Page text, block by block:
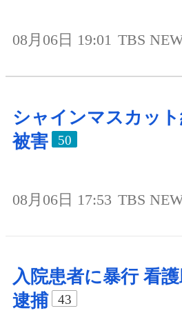
08月06日 19:01 TBS
シャインマスカット
被害
50
08月06日 17:53 TBS
入院患者に暴行 看
逮捕
43